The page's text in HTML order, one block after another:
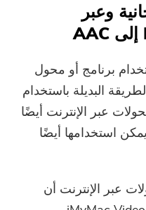
وعبر
برنامج أو محول
البديلة باستخدام
عبر الإنترنت أيضًا
استخدامها أيضًا
عبر الإنترنت أن